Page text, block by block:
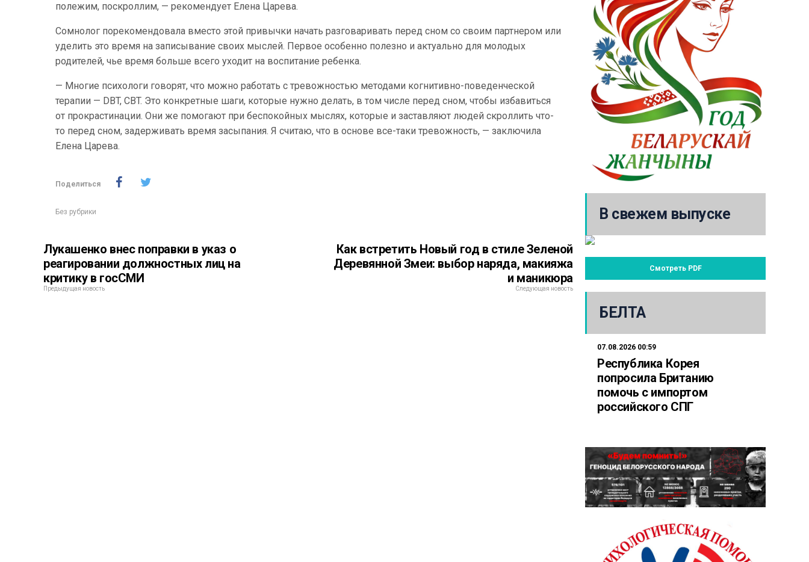
полежим, поскроллим, — рекомендует Елена Царева.
Сомнолог порекомендовала вместо этой привычки начать разговаривать перед сном со своим партнером или
уделить это время на записывание своих мыслей. Первое особенно полезно и актуально для молодых
родителей, чье время больше всего уходит на воспитание ребенка.
— Многие психологи говорят, что можно работать с тревожностью методами когнитивно-поведенческой
терапии — DBT, CBT. Это конкретные шаги, которые нужно делать, в том числе перед сном, чтобы избавиться
от прокрастинации. Они же помогают при беспокойных мыслях, которые и заставляют людей скроллить что-
то перед сном, задерживать время засыпания. Я считаю, что в основе все-таки тревожность, — заключила
Елена Царева.
Поделиться
Без рубрики
Лукашенко внес поправки в указ о
реагировании должностных лиц на
критику в госСМИ
Предыдущая новость
Как встретить Новый год в стиле Зеленой
Деревянной Змеи: выбор наряда, макияжа
и маникюра
Следующая новость
В свежем выпуске
Смотреть PDF
БЕЛТА
07.08.2026 00:59
Республика Корея
попросила Британию
помочь с импортом
российского СПГ